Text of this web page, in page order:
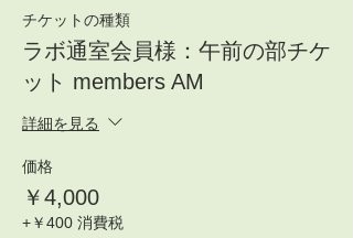
チケットの種類
ラボ通室会員様：午前の部チケ
ット members AM
詳細を見る
価格
￥4,000
+￥400 消費税